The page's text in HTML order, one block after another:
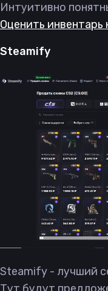
Интуитивно
Оценить инвентарь
Steamify
Steamify - лучший